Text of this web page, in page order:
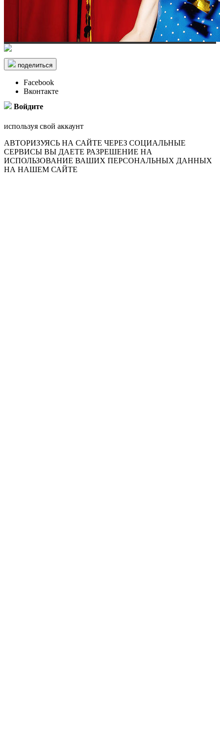
поделиться
Facebook
Вконтакте
Войдите
используя свой аккаунт
АВТОРИЗУЯСЬ НА САЙТЕ ЧЕРЕЗ СОЦИАЛЬНЫЕ
СЕРВИСЫ ВЫ ДАЕТЕ РАЗРЕШЕНИЕ НА
ИСПОЛЬЗОВАНИЕ ВАШИХ ПЕРСОНАЛЬНЫХ ДАННЫХ
НА НАШЕМ САЙТЕ